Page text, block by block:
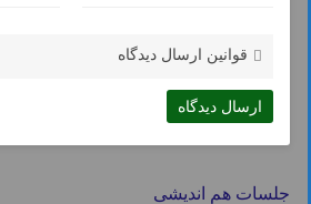
قوانین ارسال دیدگاه
جلسات هم اندیشی